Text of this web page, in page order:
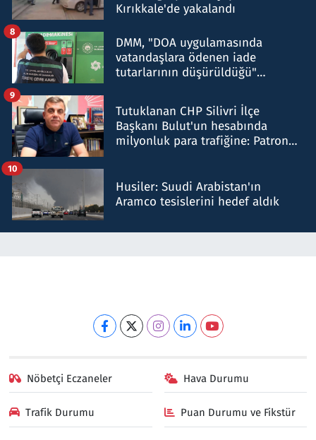
Kırıkkale'de yakalandı
DMM, "DOA uygulamasında
vatandaşlara ödenen iade
tutarlarının düşürüldüğü"
8
Tutuklanan CHP Silivri İlçe
Başkanı Bulut'un hesabında
milyonluk para trafiğine: Patron
9
Husiler: Suudi Arabistan'ın
Aramco tesislerini hedef aldık
10
Nöbetçi Eczaneler Hava Durumu
Trafik Durumu Puan Durumu ve Fikstür